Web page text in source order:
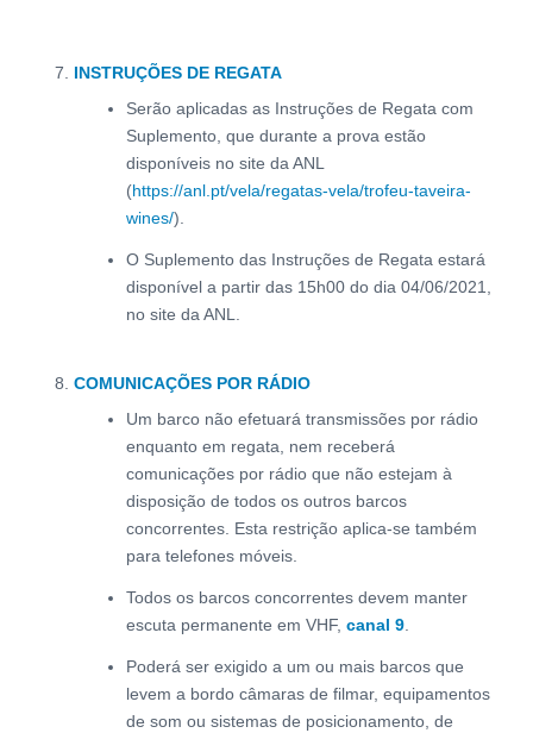
INSTRUÇÕES DE REGATA
Serão aplicadas as Instruções de Regata com
Suplemento, que durante a prova estão
disponíveis no site da ANL
(https://anl.pt/vela/regatas-vela/trofeu-taveira-
wines/).
O Suplemento das Instruções de Regata estará
disponível a partir das 15h00 do dia 04/06/2021,
no site da ANL.
COMUNICAÇÕES POR RÁDIO
Um barco não efetuará transmissões por rádio
enquanto em regata, nem receberá
comunicações por rádio que não estejam à
disposição de todos os outros barcos
concorrentes. Esta restrição aplica-se também
para telefones móveis.
Todos os barcos concorrentes devem manter
escuta permanente em VHF, canal 9.
Poderá ser exigido a um ou mais barcos que
levem a bordo câmaras de filmar, equipamentos
de som ou sistemas de posicionamento, de